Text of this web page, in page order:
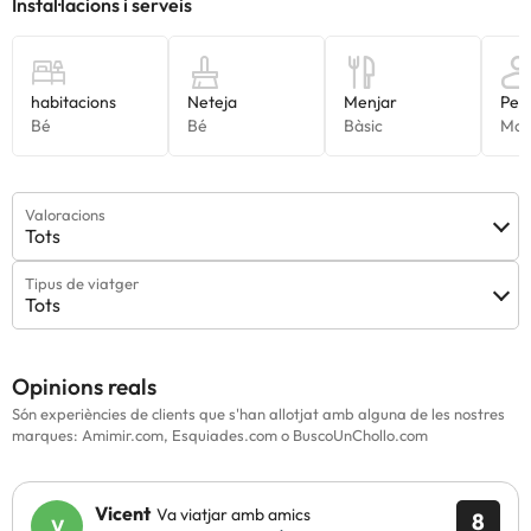
Valoracions
Tots
Tipus de viatger
Tots
Opinions reals
Són experiències de clients que s'han allotjat amb alguna de les nostres
marques: Amimir.com, Esquiades.com o BuscoUnChollo.com
8
Vicent Va viatjar amb amics